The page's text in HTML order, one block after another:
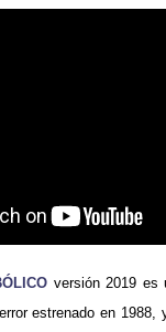
versión 2019 es
estrenado en 1988,